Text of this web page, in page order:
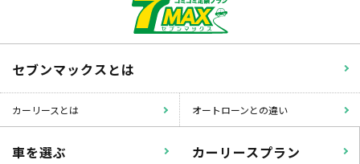
セブンマックスとは
カーリースとは オートローンとの違い
車を選ぶ カーリースプラン